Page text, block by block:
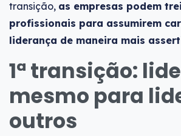
transição, as empresas podem
profissionais para assumirem
liderança de maneira mais
1ª transição:
mesmo para
outros